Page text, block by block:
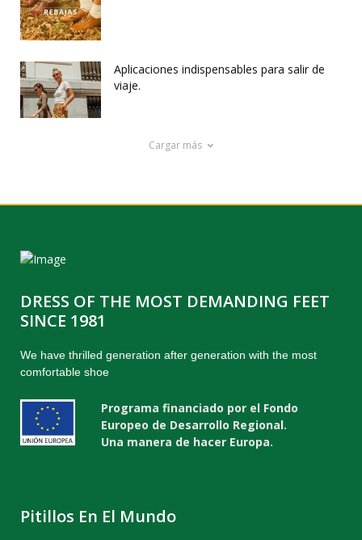
Aplicaciones indispensables para salir de
viaje.
Cargar más
DRESS OF THE MOST DEMANDING FEET
SINCE 1981
We have thrilled generation after generation with the most
comfortable shoe
Programa financiado por el Fondo
Europeo de Desarrollo Regional.
Una manera de hacer Europa.
Pitillos En El Mundo